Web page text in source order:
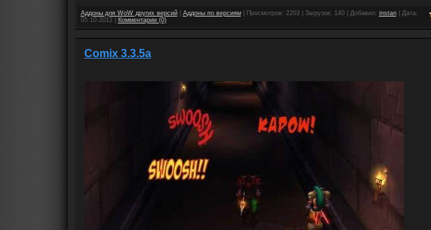
Аддоны для WoW других версий| Аддоны по версиям| Просмотров: 2203 | Загрузок: 140 | Добавил: instan| Дата:
05.10.2012| Комментарии (0)
Comix 3.3.5a